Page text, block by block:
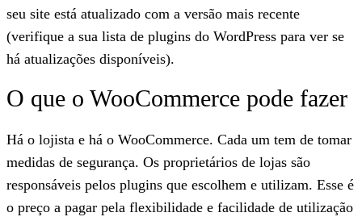
seu site está atualizado com a versão mais recente
(verifique a sua lista de plugins do WordPress para ver se
há atualizações disponíveis).
O que o WooCommerce pode fazer
Há o lojista e há o WooCommerce. Cada um tem de tomar
medidas de segurança. Os proprietários de lojas são
responsáveis pelos plugins que escolhem e utilizam. Esse é
o preço a pagar pela flexibilidade e facilidade de utilização